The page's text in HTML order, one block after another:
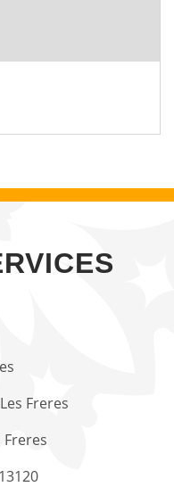
Freres